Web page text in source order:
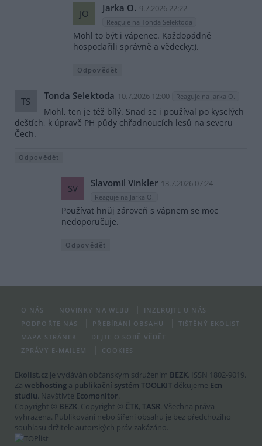
JO Jarka O. 9.7.2026 22:22
Reaguje na Tonda Selektoda
Mohl to být i vápenec. Každopádně
hospodařili správně a vědecky:).
Odpovědět
TS Tonda Selektoda 10.7.2026 12:00 Reaguje na Jarka O.
Mohl, ten je též bílý. Snad se i používal po kyselých
deštích, k úpravě PH půdy chřadnoucích lesů na severu
Čech.
Odpovědět
SV Slavomil Vinkler 13.7.2026 07:24
Reaguje na Jarka O.
Používat hnůj zároveň s vápnem se moc
nedoporučuje.
Odpovědět
O NÁS NOVINKY NA WEBU
INZERUJTE U NÁS
PODPOŘTE NÁS
PŘEBÍRÁNÍ OBSAHU
TIŠTĚNÝ EKOLIST
MAPA STRÁNEK
DEJTE O SOBĚ VĚDĚT
ZPRÁVY E-MAILEM
COOKIES
Ekolist.cz je vydáván občanským sdružením BEZK. ISSN 1802-9019.
Za webhosting a publikační systém TOOLKIT děkujeme Ecn
studiu. Navštivte Ecomonitor.
Copyright © BEZK. Copyright © ČTK, TASR. Všechna práva
vyhrazena. Publikování nebo šíření obsahu je bez předchozího
souhlasu držitele autorských práv zakázáno.